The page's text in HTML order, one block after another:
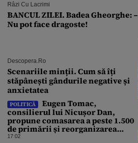
Râzi Cu Lacrimi
BANCUL ZILEI. Badea Gheorghe: –
Nu pot face dragoste!
Descopera.ro
Scenariile minții. Cum să îți
stăpânești gândurile negative și
anxietatea
POLITICĂ
Eugen Tomac,
consilierul lui Nicușor Dan,
propune comasarea a peste 1.500
de primării și reorganizarea
administrativă a județelor
17:02